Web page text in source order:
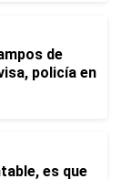
de
policía en
es que